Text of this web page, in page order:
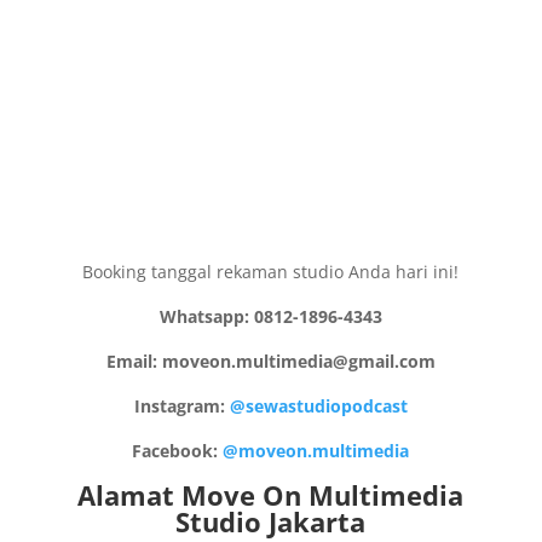
Booking tanggal rekaman studio Anda hari ini!
Whatsapp: 0812-1896-4343
Email: moveon.multimedia@gmail.com
Instagram: @sewastudiopodcast
Facebook:@moveon.multimedia
Alamat Move On Multimedia
Studio Jakarta